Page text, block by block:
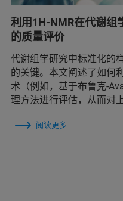
利用1H-NMR在代谢组
的质量评价
代谢组学研究中标准化的
的关键。本文阐述了如何
术（例如，基于布鲁克-
理方法进行评估，从而对
阅读更多